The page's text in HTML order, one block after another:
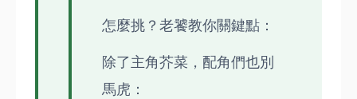
怎麼挑？老饕教你關鍵點：
除了主角芥菜，配角們也別
馬虎：